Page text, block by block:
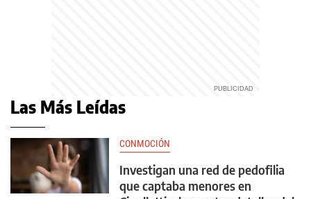
Las Más Leídas
CONMOCIÓN
Investigan una red de pedofilia
que captaba menores en